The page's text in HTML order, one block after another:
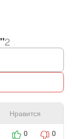
2
Нравится
0 0